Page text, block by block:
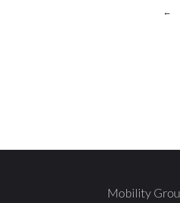
←
Mobility